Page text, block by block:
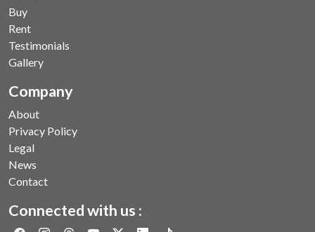
Buy
Rent
Testimonials
Gallery
Company
About
Privacy Policy
Legal
News
Contact
Connected with us :